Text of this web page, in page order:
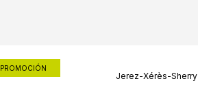
PROMOCIÓN
Jerez-Xérès-Sherry